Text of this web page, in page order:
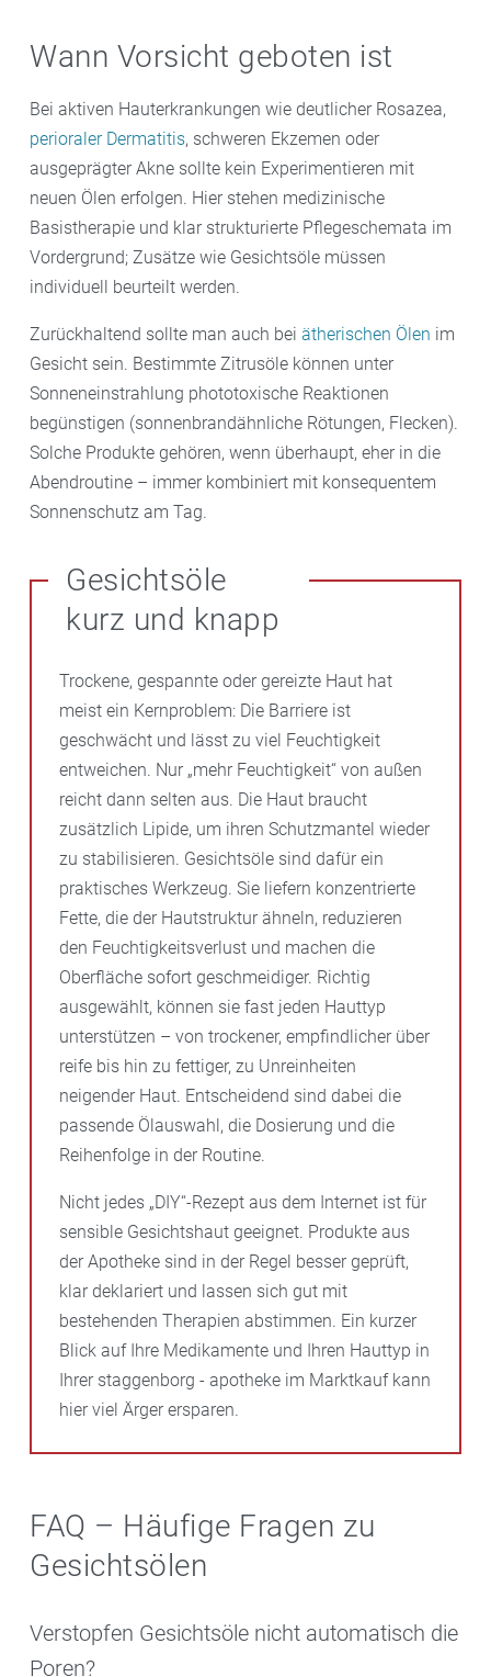
Wann Vorsicht geboten ist
Bei aktiven Hauterkrankungen wie deutlicher Rosazea,
perioraler Dermatitis, schweren Ekzemen oder
ausgeprägter Akne sollte kein Experimentieren mit
neuen Ölen erfolgen. Hier stehen medizinische
Basistherapie und klar strukturierte Pflegeschemata im
Vordergrund; Zusätze wie Gesichtsöle müssen
individuell beurteilt werden.
Zurückhaltend sollte man auch bei ätherischen Ölen im
Gesicht sein. Bestimmte Zitrusöle können unter
Sonneneinstrahlung phototoxische Reaktionen
begünstigen (sonnenbrandähnliche Rötungen, Flecken).
Solche Produkte gehören, wenn überhaupt, eher in die
Abendroutine – immer kombiniert mit konsequentem
Sonnenschutz am Tag.
Gesichtsöle
kurz und knapp
Trockene, gespannte oder gereizte Haut hat
meist ein Kernproblem: Die Barriere ist
geschwächt und lässt zu viel Feuchtigkeit
entweichen. Nur „mehr Feuchtigkeit“ von außen
reicht dann selten aus. Die Haut braucht
zusätzlich Lipide, um ihren Schutzmantel wieder
zu stabilisieren. Gesichtsöle sind dafür ein
praktisches Werkzeug. Sie liefern konzentrierte
Fette, die der Hautstruktur ähneln, reduzieren
den Feuchtigkeitsverlust und machen die
Oberfläche sofort geschmeidiger. Richtig
ausgewählt, können sie fast jeden Hauttyp
unterstützen – von trockener, empfindlicher über
reife bis hin zu fettiger, zu Unreinheiten
neigender Haut. Entscheidend sind dabei die
passende Ölauswahl, die Dosierung und die
Reihenfolge in der Routine.
Nicht jedes „DIY“-Rezept aus dem Internet ist für
sensible Gesichtshaut geeignet. Produkte aus
der Apotheke sind in der Regel besser geprüft,
klar deklariert und lassen sich gut mit
bestehenden Therapien abstimmen. Ein kurzer
Blick auf Ihre Medikamente und Ihren Hauttyp in
Ihrer staggenborg - apotheke im Marktkauf kann
hier viel Ärger ersparen.
FAQ – Häufige Fragen zu
Gesichtsölen
Verstopfen Gesichtsöle nicht automatisch die
Poren?